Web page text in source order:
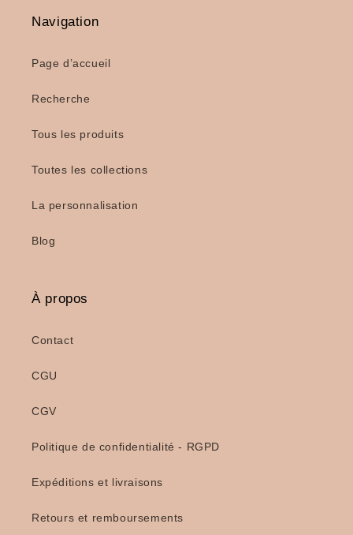
Navigation
Page d’accueil
Recherche
Tous les produits
Toutes les collections
La personnalisation
Blog
À propos
Contact
CGU
CGV
Politique de confidentialité - RGPD
Expéditions et livraisons
Retours et remboursements